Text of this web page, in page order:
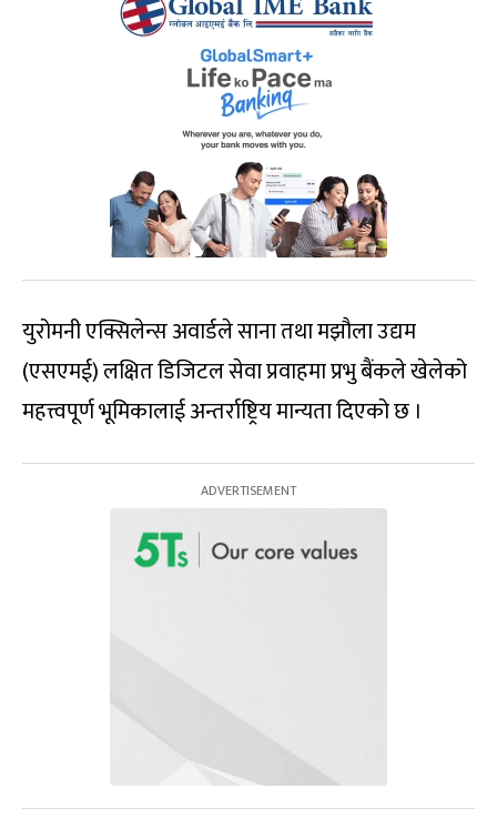
युरोमनी एक्सिलेन्स अवार्डले साना तथा मझौला उद्यम
(एसएमई) लक्षित डिजिटल सेवा प्रवाहमा प्रभु बैंकले खेलेको
महत्त्वपूर्ण भूमिकालाई अन्तर्राष्ट्रिय मान्यता दिएको छ ।